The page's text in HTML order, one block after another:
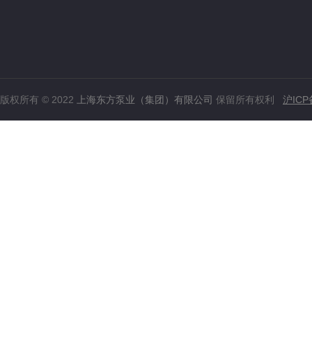
版权所有 © 2022 上海东方泵业（集团）有限公司 保留所有权利 沪ICP